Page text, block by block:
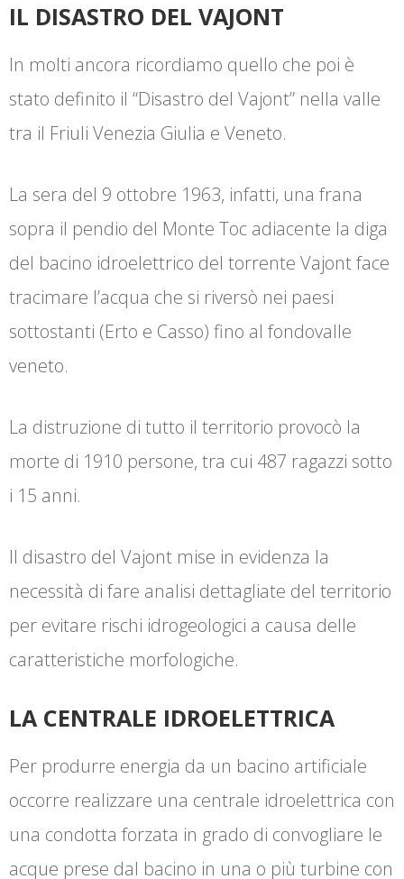
IL DISASTRO DEL VAJONT
In molti ancora ricordiamo quello che poi è
stato definito il “Disastro del Vajont” nella valle
tra il Friuli Venezia Giulia e Veneto.
La sera del 9 ottobre 1963, infatti, una frana
sopra il pendio del Monte Toc adiacente la diga
del bacino idroelettrico del torrente Vajont face
tracimare l’acqua che si riversò nei paesi
sottostanti (Erto e Casso) fino al fondovalle
veneto.
La distruzione di tutto il territorio provocò la
morte di 1910 persone, tra cui 487 ragazzi sotto
i 15 anni.
Il disastro del Vajont mise in evidenza la
necessità di fare analisi dettagliate del territorio
per evitare rischi idrogeologici a causa delle
caratteristiche morfologiche.
LA CENTRALE IDROELETTRICA
Per produrre energia da un bacino artificiale
occorre realizzare una centrale idroelettrica con
una condotta forzata in grado di convogliare le
acque prese dal bacino in una o più turbine con